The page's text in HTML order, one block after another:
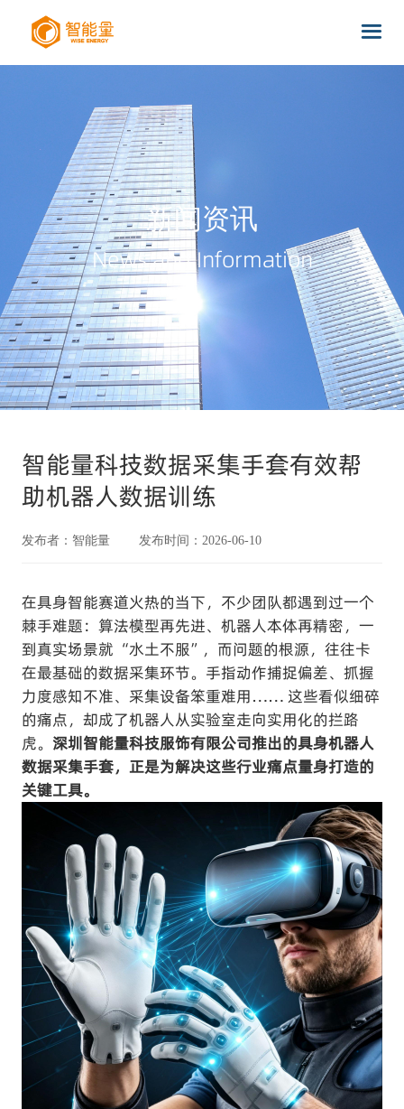
新闻资讯
News and Information
智能量科技数据采集手套有效帮
助机器人数据训练
发布者：智能量 发布时间：2026-06-10
在具身智能赛道火热的当下，不少团队都遇到过一个
棘手难题：算法模型再先进、机器人本体再精密，一
到真实场景就 “水土不服”，而问题的根源，往往卡
在最基础的数据采集环节。手指动作捕捉偏差、抓握
力度感知不准、采集设备笨重难用…… 这些看似细碎
的痛点，却成了机器人从实验室走向实用化的拦路
虎。 深圳智能量科技服饰有限公司推出的具身机器人
数据采集手套，正是为解决这些行业痛点量身打造的
关键工具。